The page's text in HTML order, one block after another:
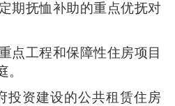
期抚恤补助的重点优抚对
点工程和保障性住房项目
投资建设的公共租赁住房